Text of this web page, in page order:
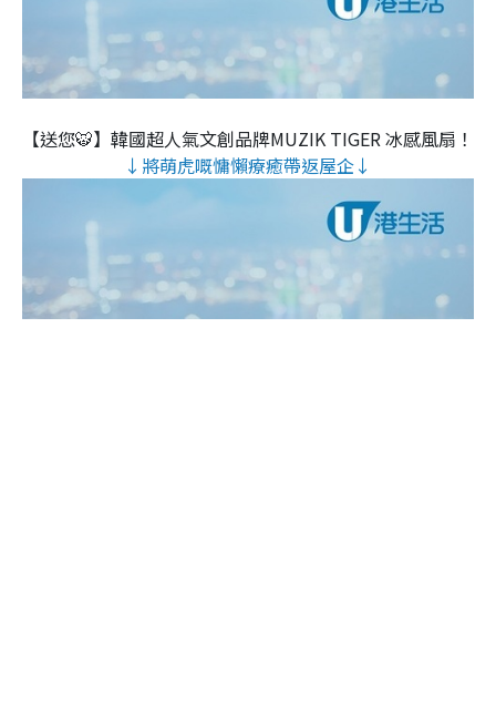
【送您🐯】韓國超人氣文創品牌MUZIK TIGER 冰感風扇！
↓將萌虎嘅慵懶療癒帶返屋企↓